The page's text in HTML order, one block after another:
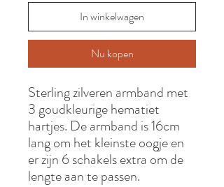
In winkelwagen
Nu kopen
Sterling zilveren armband met
3 goudkleurige hematiet
hartjes. De armband is 16cm
lang om het kleinste oogje en
er zijn 6 schakels extra om de
lengte aan te passen.